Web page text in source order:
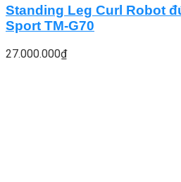
Standing Leg Curl Robot
Sport TM-G70
27.000.000₫